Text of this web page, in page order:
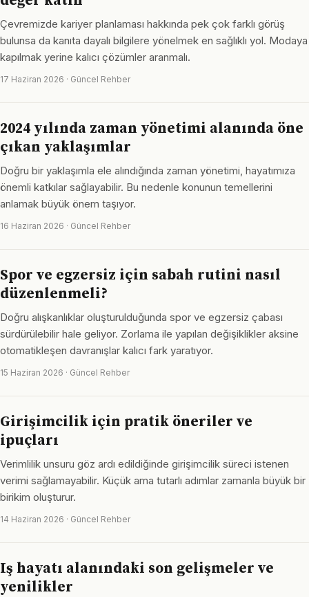
Çevremizde kariyer planlaması hakkında pek çok farklı görüş
bulunsa da kanıta dayalı bilgilere yönelmek en sağlıklı yol. Modaya
kapılmak yerine kalıcı çözümler aranmalı.
17 Haziran 2026 · Güncel Rehber
2024 yılında zaman yönetimi alanında öne
çıkan yaklaşımlar
Doğru bir yaklaşımla ele alındığında zaman yönetimi, hayatımıza
önemli katkılar sağlayabilir. Bu nedenle konunun temellerini
anlamak büyük önem taşıyor.
16 Haziran 2026 · Güncel Rehber
Spor ve egzersiz için sabah rutini nasıl
düzenlenmeli?
Doğru alışkanlıklar oluşturulduğunda spor ve egzersiz çabası
sürdürülebilir hale geliyor. Zorlama ile yapılan değişiklikler aksine
otomatikleşen davranışlar kalıcı fark yaratıyor.
15 Haziran 2026 · Güncel Rehber
Girişimcilik için pratik öneriler ve
ipuçları
Verimlilik unsuru göz ardı edildiğinde girişimcilik süreci istenen
verimi sağlamayabilir. Küçük ama tutarlı adımlar zamanla büyük bir
birikim oluşturur.
14 Haziran 2026 · Güncel Rehber
Iş hayatı alanındaki son gelişmeler ve
yenilikler